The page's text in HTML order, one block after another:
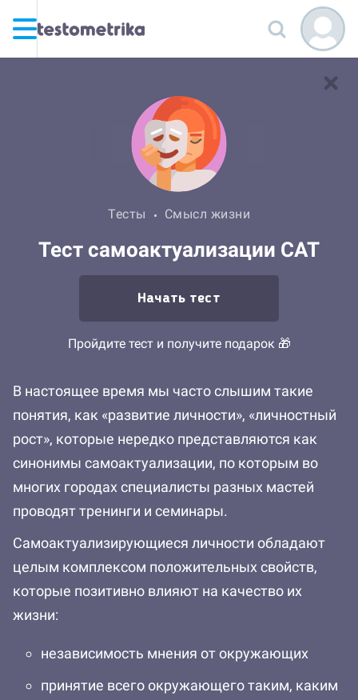
Тесты Смысл жизни
Тест самоактуализации САТ
Начать тест
Пройдите тест и получите подарок 🎁
В настоящее время мы часто слышим такие
понятия, как «развитие личности», «личностный
рост», которые нередко представляются как
синонимы самоактуализации, по которым во
многих городах специалисты разных мастей
проводят тренинги и семинары.
Самоактуализирующиеся личности обладают
целым комплексом положительных свойств,
которые позитивно влияют на качество их
жизни:
независимость мнения от окружающих
принятие всего окружающего таким, каким